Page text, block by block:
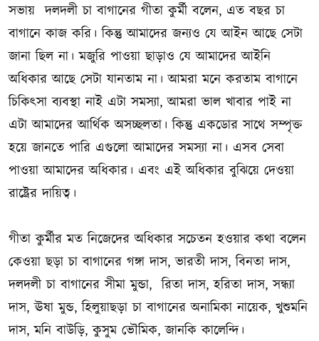
সভায় দলদলী চা বাগানের গীতা কুর্মী বলেন, এত বছর চা
বাগানে কাজ করি। কিন্তু আমাদের জন্যও যে আইন আছে সেটা
জানা ছিল না। মজুরি পাওয়া ছাড়াও যে আমাদের আইনি
অধিকার আছে সেটা যানতাম না। আমরা মনে করতাম বাগানে
চিকিৎসা ব্যবস্থা নাই এটা সমস্যা, আমরা ভাল খাবার পাই না
এটা আমাদের আর্থিক অসচ্ছলতা। কিন্তু একডোর সাথে সম্পৃক্ত
হয়ে জানতে পারি এগুলো আমাদের সমস্যা না। এসব সেবা
পাওয়া আমাদের অধিকার। এবং এই অধিকার বুঝিয়ে দেওয়া
রাষ্ট্রের দায়িত্ব।
গীতা কুর্মীর মত নিজেদের অধিকার সচেতন হওয়ার কথা বলেন
কেওয়া ছড়া চা বাগানের গঙ্গা দাস, ভারতী দাস, বিনতা দাস,
দলদলী চা বাগানের সীমা মুন্ডা, রিতা দাস, হরিতা দাস, সন্ধ্যা
দাস, ঊষা মুন্ড, হিলুয়াছড়া চা বাগানের অনামিকা নায়েক, খুশুমনি
দাস, মনি বাউড়ি, কুসুম ভৌমিক, জানকি কালেন্দি।